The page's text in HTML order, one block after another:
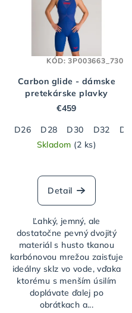
Carbon glide - dámske
pretekárske plavky
€459
D26
D28 D30 D32 D34
Skladom (2 ks)
Detail
Ľahký, jemný, ale
dostatočne pevný dvojitý
materiál s husto tkanou
karbónovou mrežou zaisťuje
ideálny sklz vo vode, vďaka
ktorému s menším úsilím
doplávate ďalej po
obrátkach a...
KÓD:3P003663_730